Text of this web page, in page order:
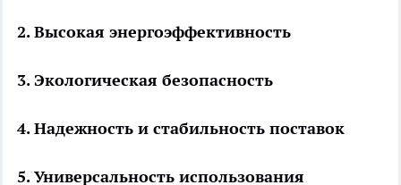
2. Высокая энергоэффективность
3. Экологическая безопасность
4. Надежность и стабильность поставок
5. Универсальность использования